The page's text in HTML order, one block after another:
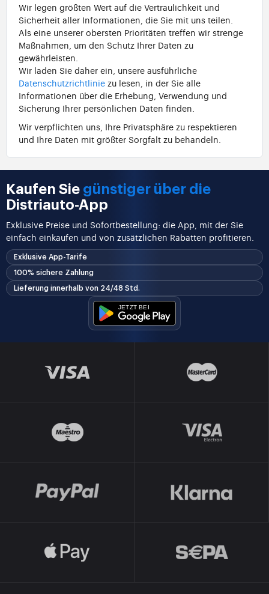
Wir legen größten Wert auf die Vertraulichkeit und
Sicherheit aller Informationen, die Sie mit uns teilen.
Als eine unserer obersten Prioritäten treffen wir strenge
Maßnahmen, um den Schutz Ihrer Daten zu
gewährleisten.
Wir laden Sie daher ein, unsere ausführliche
Datenschutzrichtlinie zu lesen, in der Sie alle
Informationen über die Erhebung, Verwendung und
Sicherung Ihrer persönlichen Daten finden.
Wir verpflichten uns, Ihre Privatsphäre zu respektieren
und Ihre Daten mit größter Sorgfalt zu behandeln.
Kaufen Sie günstiger über die
Distriauto-App
Exklusive Preise und Sofortbestellung: die App, mit der Sie
einfach einkaufen und von zusätzlichen Rabatten profitieren.
Exklusive App-Tarife
100% sichere Zahlung
Lieferung innerhalb von 24/48 Std.